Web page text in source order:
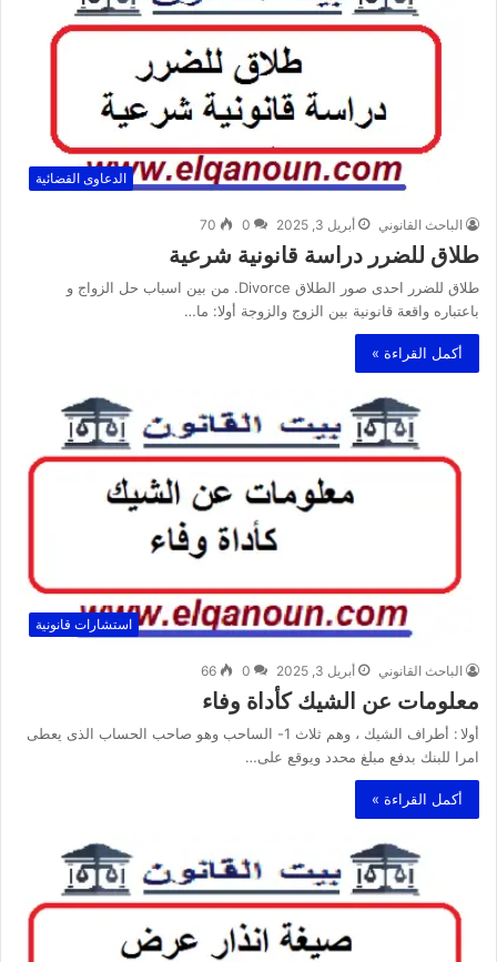
الدعاوى القضائية
الباحث القانوني أبريل 3, 2025 0
70
طلاق للضرر دراسة قانونية شرعية
طلاق للضرر احدى صور الطلاق Divorce. من بين اسباب حل الزواج و
باعتباره واقعة قانونية بين الزوج والزوجة أولا: ما…
أكمل القراءة »
استشارات قانونية
الباحث القانوني أبريل 3, 2025 0
66
معلومات عن الشيك كأداة وفاء
أولا : أطراف الشيك ، وهم ثلاث 1- الساحب وهو صاحب الحساب الذى يعطى
امرا للبنك بدفع مبلغ محدد ويوقع على…
أكمل القراءة »